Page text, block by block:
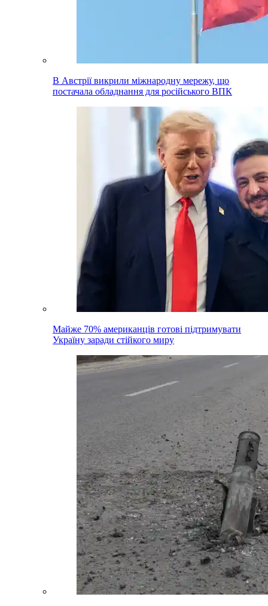
В Австрії викрили міжнародну мережу, що
постачала обладнання для російського ВПК
Майже 70% американців готові підтримувати
Україну заради стійкого миру